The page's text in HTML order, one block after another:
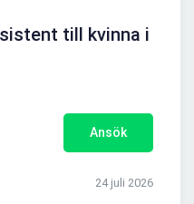
till kvinna i
Ansök
24 juli 2026